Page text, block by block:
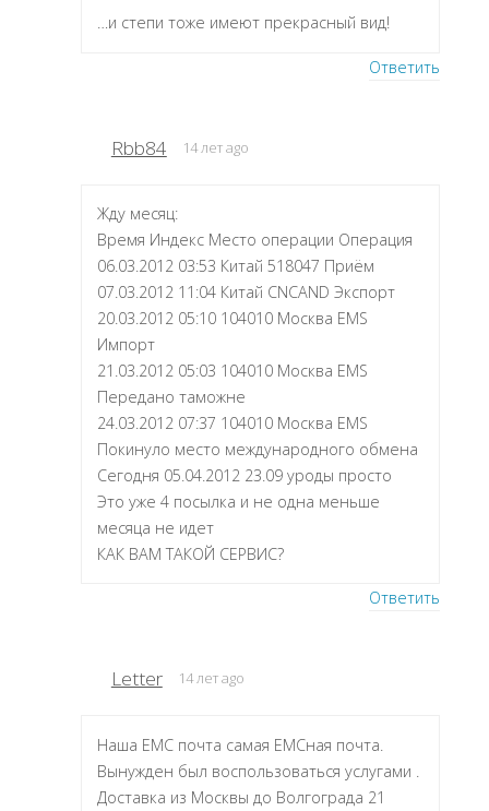
…и степи тоже имеют прекрасный вид!
Ответить
Rbb84 14 лет ago
Жду месяц:
Время Индекс Место операции Операция
06.03.2012 03:53 Китай 518047 Приём
07.03.2012 11:04 Китай CNCAND Экспорт
20.03.2012 05:10 104010 Москва EMS
Импорт
21.03.2012 05:03 104010 Москва EMS
Передано таможне
24.03.2012 07:37 104010 Москва EMS
Покинуло место международного обмена
Сегодня 05.04.2012 23.09 уроды просто
Это уже 4 посылка и не одна меньше
месяца не идет
КАК ВАМ ТАКОЙ СЕРВИС?
Ответить
Letter 14 лет ago
Наша ЕМС почта самая ЕМСная почта.
Вынужден был воспользоваться услугами .
Доставка из Москвы до Волгограда 21